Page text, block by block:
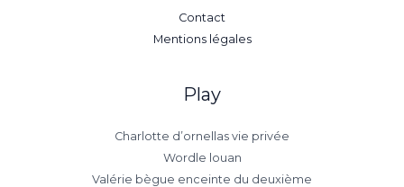
Contact
Mentions légales
Play
Charlotte d’ornellas vie privée
Wordle louan
Valérie bègue enceinte du deuxième